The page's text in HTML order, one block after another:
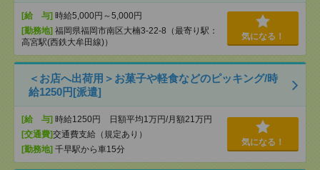
[給 与] 時給5,000円～5,000円
[勤務地] 福岡県福岡市南区大楠3-22-8（最寄り駅：
高宮駅(西鉄大牟田線)）
気になる！
＜お店へ出荷用＞お菓子や軽食などのピッキング/時
給1250円[派遣]
[給 与] 時給1250円 日額平均1万円/月額21万円
[交通費]交通費支給（規定あり）
[勤務地] 千早駅から車15分
気になる！